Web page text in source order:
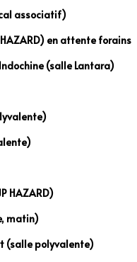
associatif)
en attente forains
(salle Lantara)
HAZARD)
matin)
(salle polyvalente)